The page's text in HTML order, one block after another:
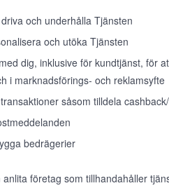
och underhålla Tjänsten
och utöka Tjänsten
dig, inklusive för kundtjänst, för
i marknadsförings- och reklamsyfte
såsom tilldela
bedrägerier
företag som tillhandahåller